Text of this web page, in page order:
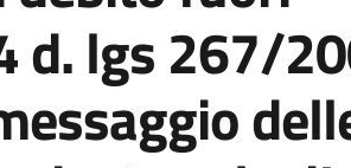
d. lgs 267/